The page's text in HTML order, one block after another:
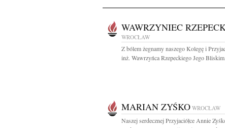
WAWRZYNIEC
WROCŁAW
Z bólem żegnamy naszego Kolegę i
inż. Wawrzyńca Rzepeckiego Jego
MARIAN ZYŚKO WROCŁAW
Naszej serdecznej Przyjaciółce Annie